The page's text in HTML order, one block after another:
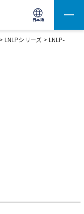
日本語
サイト内検索(Enterで実行)
> LNLPシリーズ > LNLP-